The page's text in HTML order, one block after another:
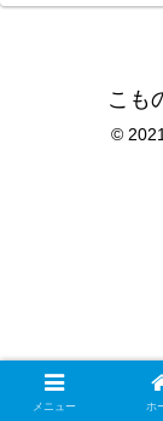
こも
©
メニュー ホ